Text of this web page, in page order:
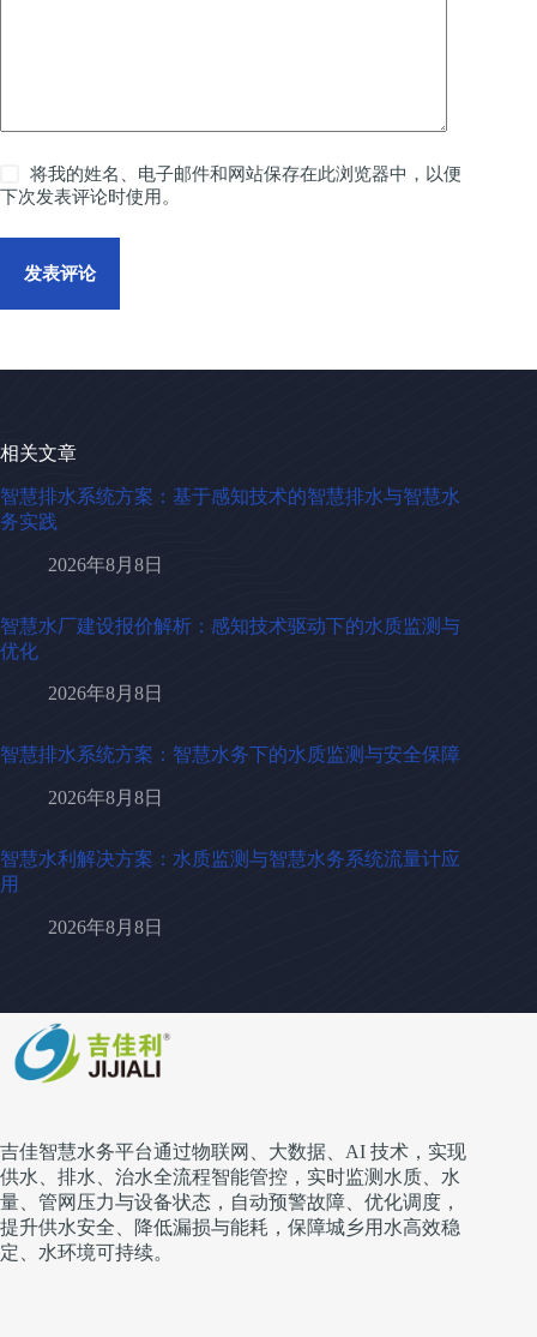
将我的姓名、电子邮件和网站保存在此浏览器中，以便
下次发表评论时使用。
发表评论
相关文章
智慧排水系统方案：基于感知技术的智慧排水与智慧水
务实践
2026年8月8日
智慧水厂建设报价解析：感知技术驱动下的水质监测与
优化
2026年8月8日
智慧排水系统方案：智慧水务下的水质监测与安全保障
2026年8月8日
智慧水利解决方案：水质监测与智慧水务系统流量计应
用
2026年8月8日
吉佳智慧水务平台通过物联网、大数据、AI 技术，实现
供水、排水、治水全流程智能管控，实时监测水质、水
量、管网压力与设备状态，自动预警故障、优化调度，
提升供水安全、降低漏损与能耗，保障城乡用水高效稳
定、水环境可持续。